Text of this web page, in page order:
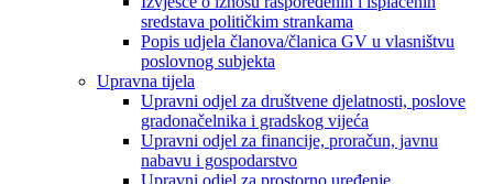
sredstava političkim strankama
Popis udjela članova/članica GV u vlasništvu
poslovnog subjekta
Upravna tijela
Upravni odjel za društvene djelatnosti, poslove
gradonačelnika i gradskog vijeća
Upravni odjel za financije, proračun, javnu
nabavu i gospodarstvo
Upravni odjel za prostorno uređenje,